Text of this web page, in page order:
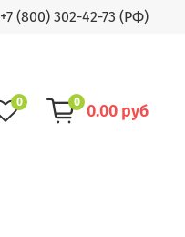
+7 (800) 302-42-73 (РФ)
0 0 0.00 руб